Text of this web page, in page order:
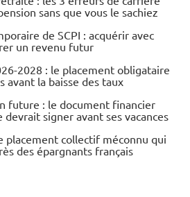
sans que vous le sachiez
de SCPI : acquérir avec
un revenu futur
2028 : le placement obligataire
avant la baisse des taux
future : le document financier
signer avant ses vacances
placement collectif méconnu qui
des épargnants français